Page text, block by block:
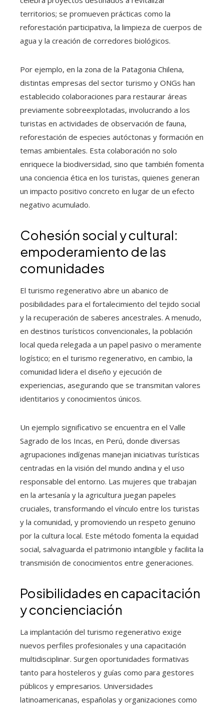
territorios; se promueven prácticas como la
reforestación participativa, la limpieza de cuerpos de
agua y la creación de corredores biológicos.
Por ejemplo, en la zona de la Patagonia Chilena,
distintas empresas del sector turismo y ONGs han
establecido colaboraciones para restaurar áreas
previamente sobreexplotadas, involucrando a los
turistas en actividades de observación de fauna,
reforestación de especies autóctonas y formación en
temas ambientales. Esta colaboración no solo
enriquece la biodiversidad, sino que también fomenta
una conciencia ética en los turistas, quienes generan
un impacto positivo concreto en lugar de un efecto
negativo acumulado.
Cohesión social y cultural:
empoderamiento de las
comunidades
El turismo regenerativo abre un abanico de
posibilidades para el fortalecimiento del tejido social
y la recuperación de saberes ancestrales. A menudo,
en destinos turísticos convencionales, la población
local queda relegada a un papel pasivo o meramente
logístico; en el turismo regenerativo, en cambio, la
comunidad lidera el diseño y ejecución de
experiencias, asegurando que se transmitan valores
identitarios y conocimientos únicos.
Un ejemplo significativo se encuentra en el Valle
Sagrado de los Incas, en Perú, donde diversas
agrupaciones indígenas manejan iniciativas turísticas
centradas en la visión del mundo andina y el uso
responsable del entorno. Las mujeres que trabajan
en la artesanía y la agricultura juegan papeles
cruciales, transformando el vínculo entre los turistas
y la comunidad, y promoviendo un respeto genuino
por la cultura local. Este método fomenta la equidad
social, salvaguarda el patrimonio intangible y facilita la
transmisión de conocimientos entre generaciones.
Posibilidades en capacitación
y concienciación
La implantación del turismo regenerativo exige
nuevos perfiles profesionales y una capacitación
multidisciplinar. Surgen oportunidades formativas
tanto para hosteleros y guías como para gestores
públicos y empresarios. Universidades
latinoamericanas, españolas y organizaciones como